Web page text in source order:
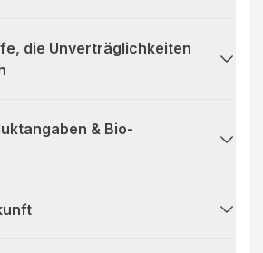
die Unverträglichkeiten
& Bio-